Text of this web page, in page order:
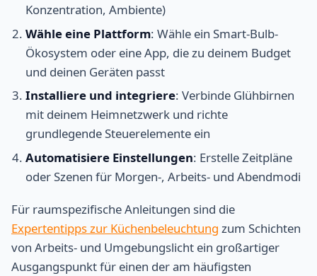
Konzentration, Ambiente)
Wähle eine Plattform: Wähle ein Smart-Bulb-
Ökosystem oder eine App, die zu deinem Budget
und deinen Geräten passt
Installiere und integriere: Verbinde Glühbirnen
mit deinem Heimnetzwerk und richte
grundlegende Steuerelemente ein
Automatisiere Einstellungen: Erstelle Zeitpläne
oder Szenen für Morgen-, Arbeits- und Abendmodi
Für raumspezifische Anleitungen sind die
Expertentipps zur Küchenbeleuchtung zum Schichten
von Arbeits- und Umgebungslicht ein großartiger
Ausgangspunkt für einen der am häufigsten